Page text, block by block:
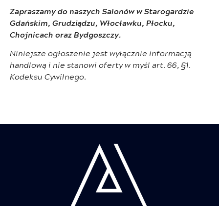
Zapraszamy do naszych Salonów w Starogardzie
Gdańskim, Grudziądzu, Włocławku, Płocku,
Chojnicach oraz Bydgoszczy.
Niniejsze ogłoszenie jest wyłącznie informacją
handlową i nie stanowi oferty w myśl art. 66, §1.
Kodeksu Cywilnego.